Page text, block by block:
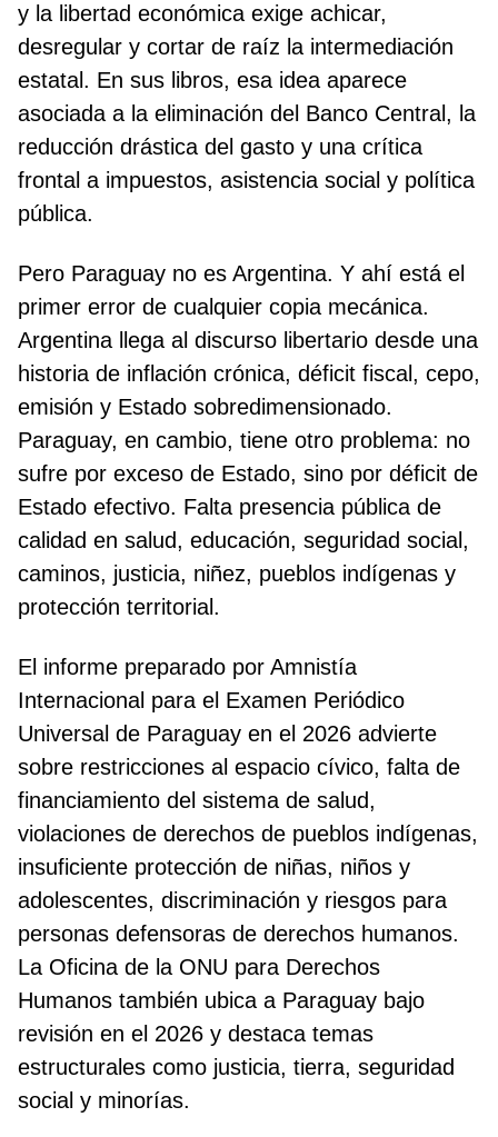
y la libertad económica exige achicar,
desregular y cortar de raíz la intermediación
estatal. En sus libros, esa idea aparece
asociada a la eliminación del Banco Central, la
reducción drástica del gasto y una crítica
frontal a impuestos, asistencia social y política
pública.
Pero Paraguay no es Argentina. Y ahí está el
primer error de cualquier copia mecánica.
Argentina llega al discurso libertario desde una
historia de inflación crónica, déficit fiscal, cepo,
emisión y Estado sobredimensionado.
Paraguay, en cambio, tiene otro problema: no
sufre por exceso de Estado, sino por déficit de
Estado efectivo. Falta presencia pública de
calidad en salud, educación, seguridad social,
caminos, justicia, niñez, pueblos indígenas y
protección territorial.
El informe preparado por Amnistía
Internacional para el Examen Periódico
Universal de Paraguay en el 2026 advierte
sobre restricciones al espacio cívico, falta de
financiamiento del sistema de salud,
violaciones de derechos de pueblos indígenas,
insuficiente protección de niñas, niños y
adolescentes, discriminación y riesgos para
personas defensoras de derechos humanos.
La Oficina de la ONU para Derechos
Humanos también ubica a Paraguay bajo
revisión en el 2026 y destaca temas
estructurales como justicia, tierra, seguridad
social y minorías.